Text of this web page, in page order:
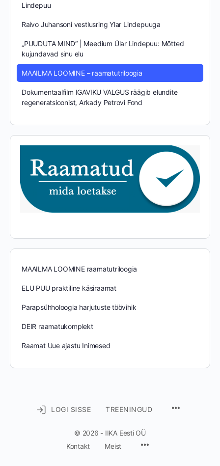
Lindepuu
Raivo Juhansoni vestlusring Ylar Lindepuuga
„PUUDUTA MIND“ | Meedium Ülar Lindepuu: Mõtted
kujundavad sinu elu
MAAILMA LOOMINE – raamatutriloogia
Dokumentaalfilm IGAVIKU VALGUS räägib elundite
regeneratsioonist, Arkady Petrovi Fond
MAAILMA LOOMINE raamatutriloogia
ELU PUU praktiline käsiraamat
Parapsühholoogia harjutuste töövihik
DEIR raamatukomplekt
Raamat Uue ajastu Inimesed
LOGI SISSE TREENINGUD
© 2026 - IIKA Eesti OÜ
Kontakt
Meist